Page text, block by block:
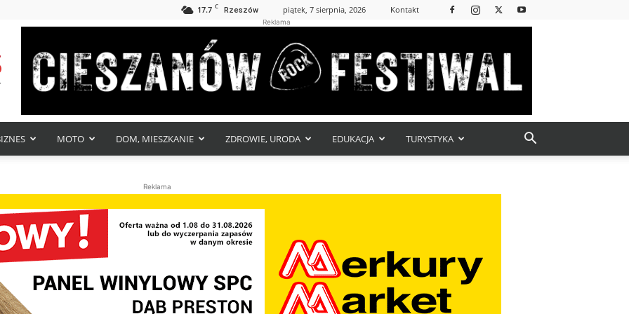
17.7 C Rzeszów piątek, 7 sierpnia, 2026 Kontakt
Reklama
MOTO DOM, MIESZKANIE ZDROWIE, URODA EDUKACJA TURYSTYKA
Reklama